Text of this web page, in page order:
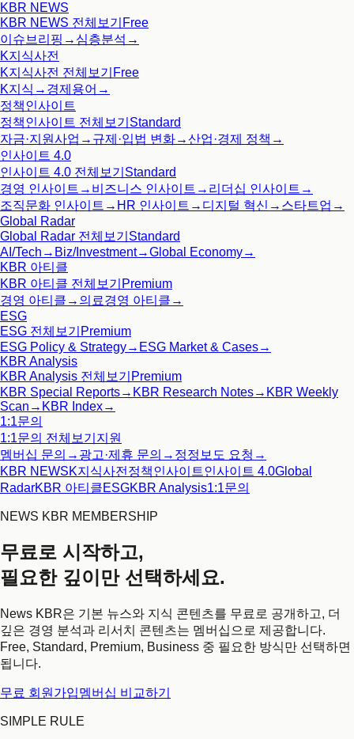
KBR NEWS
KBR NEWS 전체보기 Free
이슈브리핑 → 심층분석 →
K지식사전
K지식사전 전체보기 Free
K지식 → 경제용어 →
정책인사이트
정책인사이트 전체보기 Standard
자금·지원사업 → 규제·입법 변화→산업·경제 정책 →
인사이트 4.0
인사이트 4.0 전체보기 Standard
경영 인사이트 → 비즈니스 인사이트 → 리더십 인사이트 →
조직문화 인사이트 → HR 인사이트 → 디지털 혁신 → 스타트업 →
Global Radar
Global Radar 전체보기 Standard
AI/Tech → Biz/Investment→Global Economy→
KBR 아티클
KBR 아티클 전체보기 Premium
경영 아티클 → 의료경영 아티클 →
ESG
ESG 전체보기 Premium
ESG Policy & Strategy→ ESG Market & Cases→
KBR Analysis
KBR Analysis 전체보기 Premium
KBR Special Reports→ KBR Research Notes→ KBR Weekly
Scan → KBR Index→
1:1문의
1:1문의 전체보기 지원
멤버십 문의 → 광고·제휴 문의 → 정정보도 요청 →
KBR NEWSK지식사전 정책인사이트인사이트 4.0Global
RadarKBR 아티클ESGKBR Analysis1:1문의
NEWS KBR MEMBERSHIP
무료로 시작하고,
필요한 깊이만 선택하세요.
News KBR은 기본 뉴스와 지식 콘텐츠를 무료로 공개하고, 더
깊은 경영 분석과 리서치 콘텐츠는 멤버십으로 제공합니다.
Free, Standard, Premium, Business 중 필요한 방식만 선택하면
됩니다.
무료 회원가입멤버십 비교하기
SIMPLE RULE